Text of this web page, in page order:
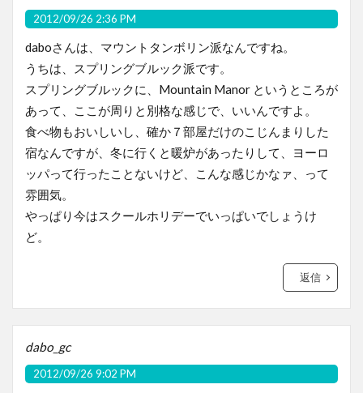
2012/09/26 2:36 PM
daboさんは、マウントタンボリン派なんですね。
うちは、スプリングブルック派です。
スプリングブルックに、Mountain Manor というところが
あって、ここが周りと別格な感じで、いいんですよ。
食べ物もおいしいし、確か７部屋だけのこじんまりした
宿なんですが、冬に行くと暖炉があったりして、ヨーロ
ッパって行ったことないけど、こんな感じかなァ、って
雰囲気。
やっぱり今はスクールホリデーでいっぱいでしょうけ
ど。
返信
dabo_gc
2012/09/26 9:02 PM